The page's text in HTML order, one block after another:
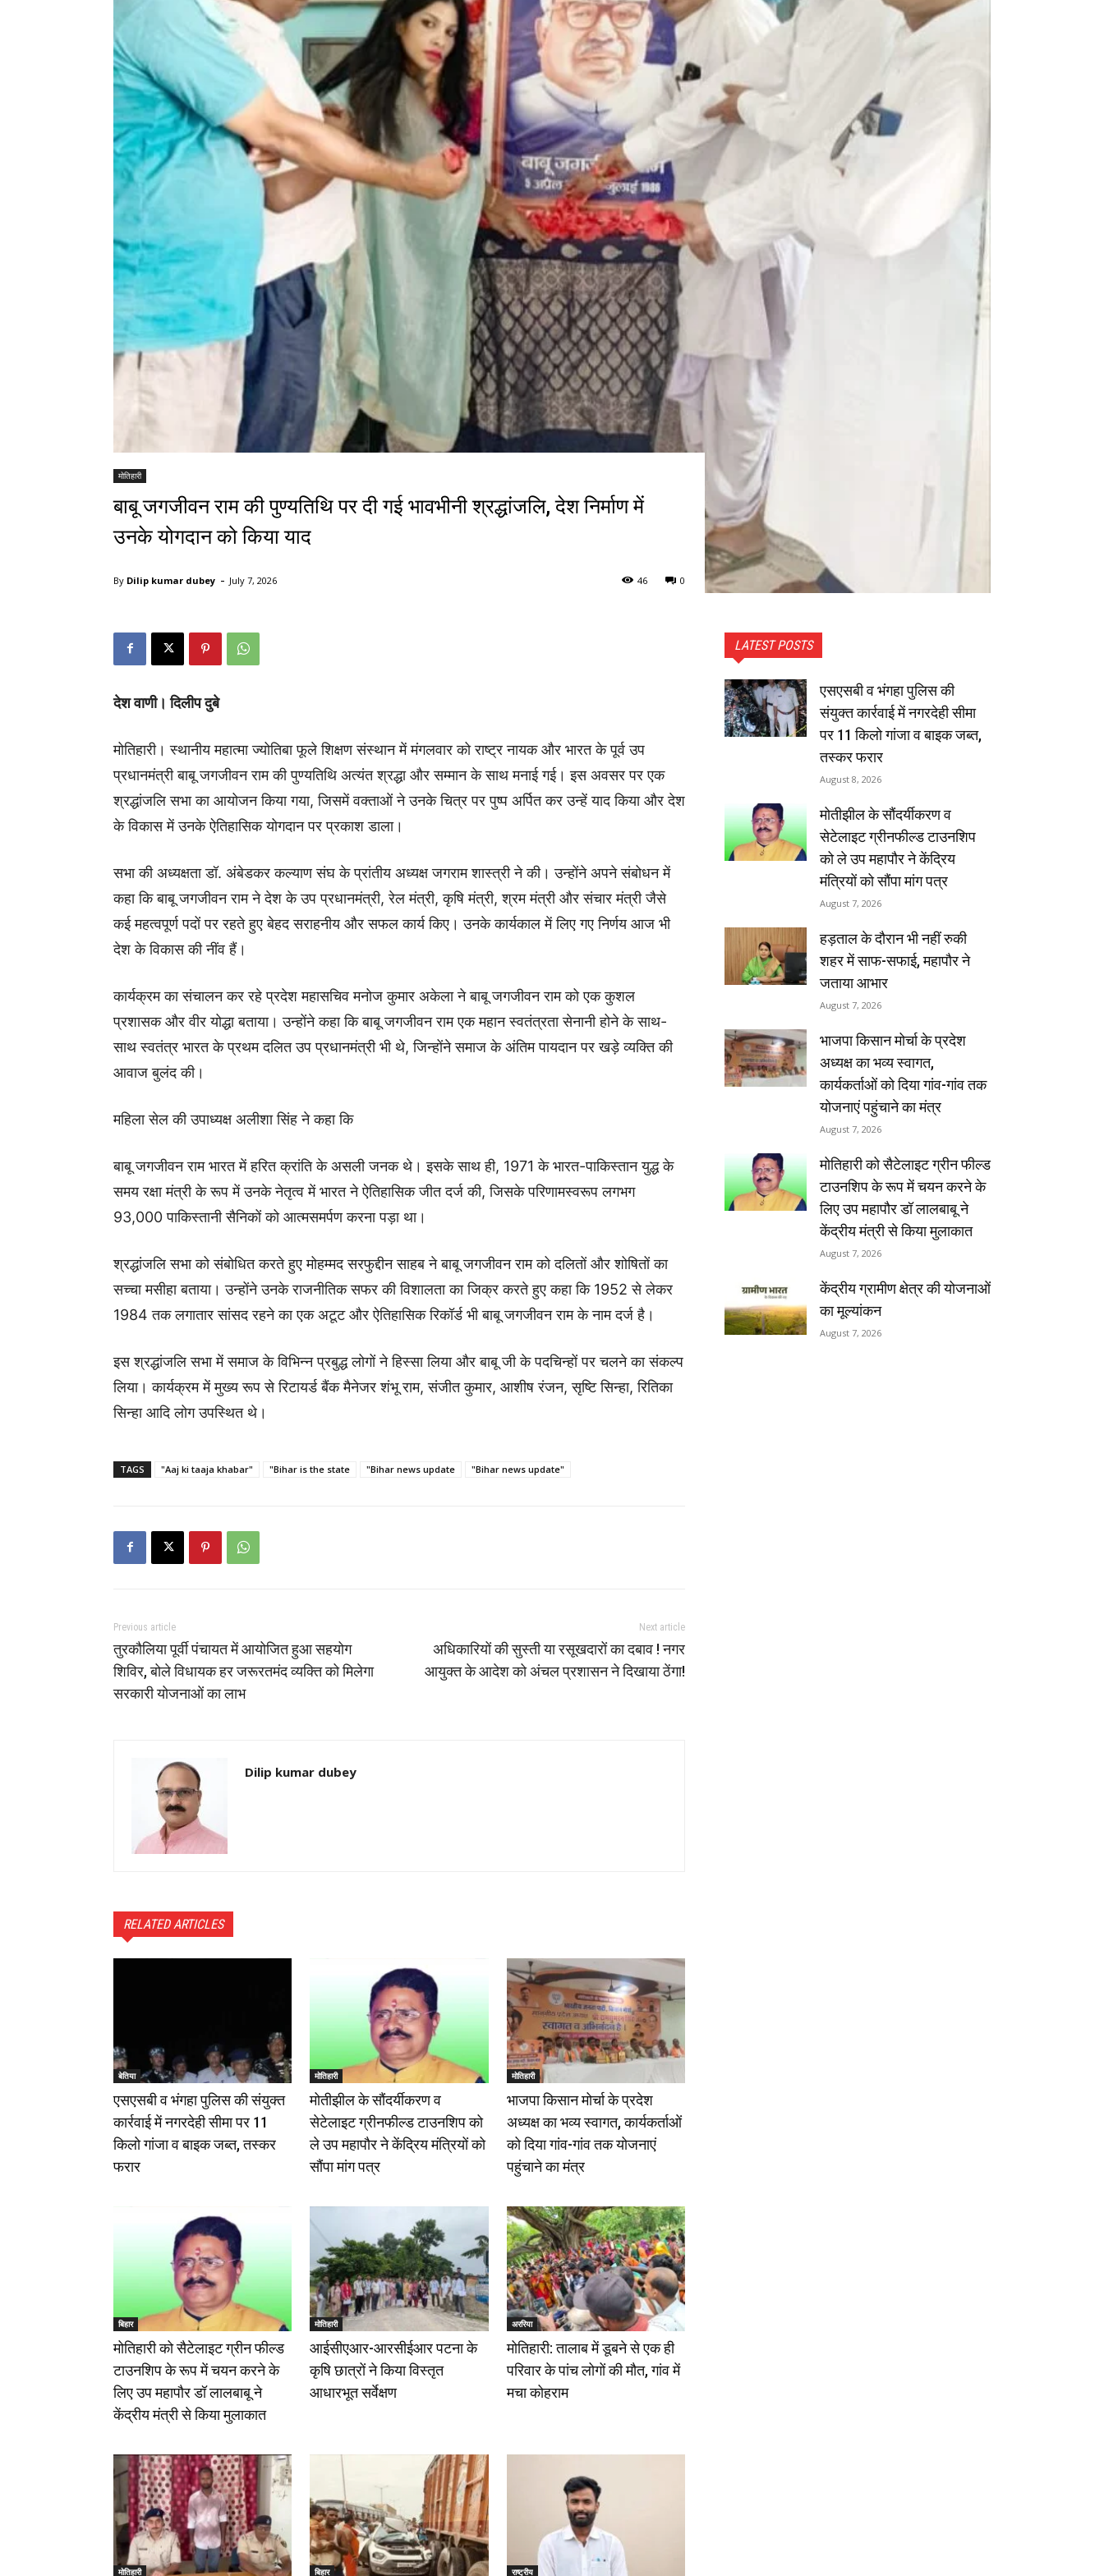
मोतिहारी
बाबू जगजीवन राम की पुण्यतिथि पर दी गई भावभीनी श्रद्धांजलि, देश निर्माण में
उनके योगदान को किया याद
By Dilip kumar dubey - July 7, 2026 0
46
देश वाणी। दिलीप दुबे
मोतिहारी। स्थानीय महात्मा ज्योतिबा फूले शिक्षण संस्थान में मंगलवार को राष्ट्र नायक और भारत के पूर्व उप
प्रधानमंत्री बाबू जगजीवन राम की पुण्यतिथि अत्यंत श्रद्धा और सम्मान के साथ मनाई गई। इस अवसर पर एक
श्रद्धांजलि सभा का आयोजन किया गया, जिसमें वक्ताओं ने उनके चित्र पर पुष्प अर्पित कर उन्हें याद किया और देश
के विकास में उनके ऐतिहासिक योगदान पर प्रकाश डाला।
सभा की अध्यक्षता डॉ. अंबेडकर कल्याण संघ के प्रांतीय अध्यक्ष जगराम शास्त्री ने की। उन्होंने अपने संबोधन में
कहा कि बाबू जगजीवन राम ने देश के उप प्रधानमंत्री, रेल मंत्री, कृषि मंत्री, श्रम मंत्री और संचार मंत्री जैसे
कई महत्वपूर्ण पदों पर रहते हुए बेहद सराहनीय और सफल कार्य किए। उनके कार्यकाल में लिए गए निर्णय आज भी
देश के विकास की नींव हैं।
कार्यक्रम का संचालन कर रहे प्रदेश महासचिव मनोज कुमार अकेला ने बाबू जगजीवन राम को एक कुशल
प्रशासक और वीर योद्धा बताया। उन्होंने कहा कि बाबू जगजीवन राम एक महान स्वतंत्रता सेनानी होने के साथ-
साथ स्वतंत्र भारत के प्रथम दलित उप प्रधानमंत्री भी थे, जिन्होंने समाज के अंतिम पायदान पर खड़े व्यक्ति की
आवाज बुलंद की।
महिला सेल की उपाध्यक्ष अलीशा सिंह ने कहा कि
बाबू जगजीवन राम भारत में हरित क्रांति के असली जनक थे। इसके साथ ही, 1971 के भारत-पाकिस्तान युद्ध के
समय रक्षा मंत्री के रूप में उनके नेतृत्व में भारत ने ऐतिहासिक जीत दर्ज की, जिसके परिणामस्वरूप लगभग
93,000 पाकिस्तानी सैनिकों को आत्मसमर्पण करना पड़ा था।
श्रद्धांजलि सभा को संबोधित करते हुए मोहम्मद सरफुद्दीन साहब ने बाबू जगजीवन राम को दलितों और शोषितों का
सच्चा मसीहा बताया। उन्होंने उनके राजनीतिक सफर की विशालता का जिक्र करते हुए कहा कि 1952 से लेकर
1984 तक लगातार सांसद रहने का एक अटूट और ऐतिहासिक रिकॉर्ड भी बाबू जगजीवन राम के नाम दर्ज है।
इस श्रद्धांजलि सभा में समाज के विभिन्न प्रबुद्ध लोगों ने हिस्सा लिया और बाबू जी के पदचिन्हों पर चलने का संकल्प
लिया। कार्यक्रम में मुख्य रूप से रिटायर्ड बैंक मैनेजर शंभू राम, संजीत कुमार, आशीष रंजन, सृष्टि सिन्हा, रितिका
सिन्हा आदि लोग उपस्थित थे।
TAGS "Aaj ki taaja khabar" "Bihar is the state "Bihar news update "Bihar news update"
Previous article
तुरकौलिया पूर्वी पंचायत में आयोजित हुआ सहयोग
शिविर, बोले विधायक हर जरूरतमंद व्यक्ति को मिलेगा
सरकारी योजनाओं का लाभ
Next article
अधिकारियों की सुस्ती या रसूखदारों का दबाव ! नगर
आयुक्त के आदेश को अंचल प्रशासन ने दिखाया ठेंगा!
Dilip kumar dubey
RELATED ARTICLES
बेतिया
एसएसबी व भंगहा पुलिस की संयुक्त
कार्रवाई में नगरदेही सीमा पर 11
किलो गांजा व बाइक जब्त, तस्कर
फरार
मोतिहारी
मोतीझील के सौंदर्यीकरण व
सेटेलाइट ग्रीनफील्ड टाउनशिप को
ले उप महापौर ने केंद्रिय मंत्रियों को
सौंपा मांग पत्र
मोतिहारी
भाजपा किसान मोर्चा के प्रदेश
अध्यक्ष का भव्य स्वागत, कार्यकर्ताओं
को दिया गांव-गांव तक योजनाएं
पहुंचाने का मंत्र
बिहार
मोतिहारी को सैटेलाइट ग्रीन फील्ड
टाउनशिप के रूप में चयन करने के
लिए उप महापौर डॉ लालबाबू ने
केंद्रीय मंत्री से किया मुलाकात
मोतिहारी
आईसीएआर-आरसीईआर पटना के
कृषि छात्रों ने किया विस्तृत
आधारभूत सर्वेक्षण
अररिया
मोतिहारी: तालाब में डूबने से एक ही
परिवार के पांच लोगों की मौत, गांव में
मचा कोहराम
मोतिहारी बिहार राष्ट्रीय
LATEST POSTS
एसएसबी व भंगहा पुलिस की
संयुक्त कार्रवाई में नगरदेही सीमा
पर 11 किलो गांजा व बाइक जब्त,
तस्कर फरार
August 8, 2026
मोतीझील के सौंदर्यीकरण व
सेटेलाइट ग्रीनफील्ड टाउनशिप
को ले उप महापौर ने केंद्रिय
मंत्रियों को सौंपा मांग पत्र
August 7, 2026
हड़ताल के दौरान भी नहीं रुकी
शहर में साफ-सफाई, महापौर ने
जताया आभार
August 7, 2026
भाजपा किसान मोर्चा के प्रदेश
अध्यक्ष का भव्य स्वागत,
कार्यकर्ताओं को दिया गांव-गांव तक
योजनाएं पहुंचाने का मंत्र
August 7, 2026
मोतिहारी को सैटेलाइट ग्रीन फील्ड
टाउनशिप के रूप में चयन करने के
लिए उप महापौर डॉ लालबाबू ने
केंद्रीय मंत्री से किया मुलाकात
August 7, 2026
केंद्रीय ग्रामीण क्षेत्र की योजनाओं
का मूल्यांकन
August 7, 2026